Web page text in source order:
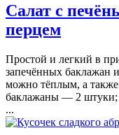
Салат с
перцем
Простой и легкий в
запечённых баклажан
можно тёплым, а
баклажаны — 2 штуки;
...